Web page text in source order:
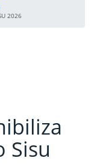
2026
Sisu